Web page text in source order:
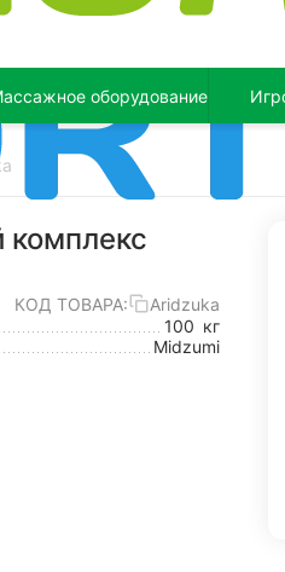
оборудование
комплекс
КОД ТОВАРА:
Aridzuka
100 кг
Midzumi